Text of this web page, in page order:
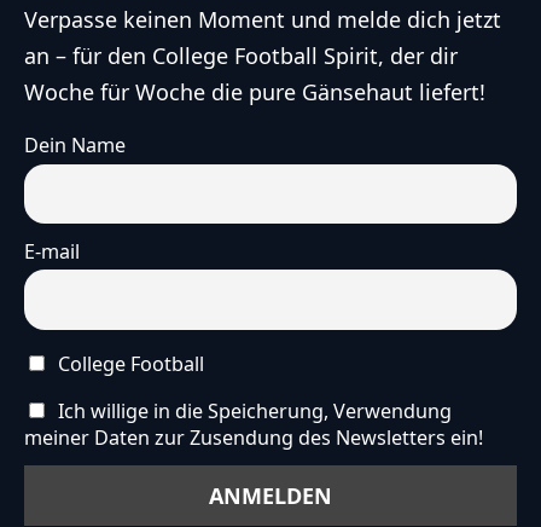
Verpasse keinen Moment und melde dich jetzt
an – für den College Football Spirit, der dir
Woche für Woche die pure Gänsehaut liefert!
Dein Name
E-mail
College Football
Ich willige in die Speicherung, Verwendung
meiner Daten zur Zusendung des Newsletters ein!